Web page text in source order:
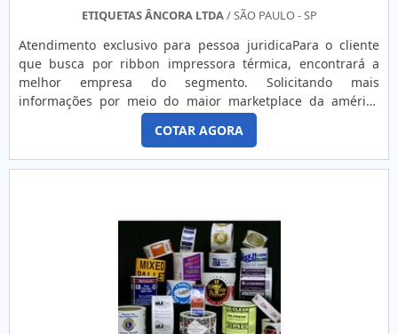
ETIQUETAS ÂNCORA LTDA/ SÃO PAULO - SP
Atendimento exclusivo para pessoa juridicaPara o cliente
que busca por ribbon impressora térmica, encontrará a
melhor empresa do segmento. Solicitando mais
informações por meio do maior marketplace da américa
latina e descobrindo a maior referência no mercado em seu
proprio segmento.DETALHES SOBRE RIBBON IMPRESSORA
TÉRMICASe alguém procurar por ribbon impressora térmica
altamente qualificada, acha a Etiquetas Âncora . Com
disponibilizando tudo que há de mais atual para garantir a
qualidade final para cada cliente.Ainda com uma visão
analítica sobre ribbon impressora térmica, deve-se ter a
exatidão em orçar com empresas que prezam por produtos
e serviços que tenham ótima qualidade e assertividade ,
características simples mas que mostram o
COTAR AGORA